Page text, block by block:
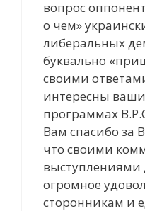
вопрос
о чем»
либеральных
буквально
своими
интересны
программах
Вам спасибо за
что своими
выступлениями
огромное
сторонникам и